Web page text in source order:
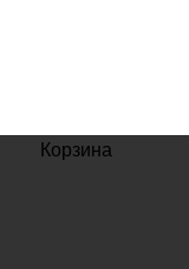
Корзина